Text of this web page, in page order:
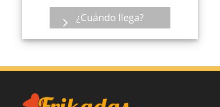
4,95 €.2,48 €.
¿Cuándo llega?